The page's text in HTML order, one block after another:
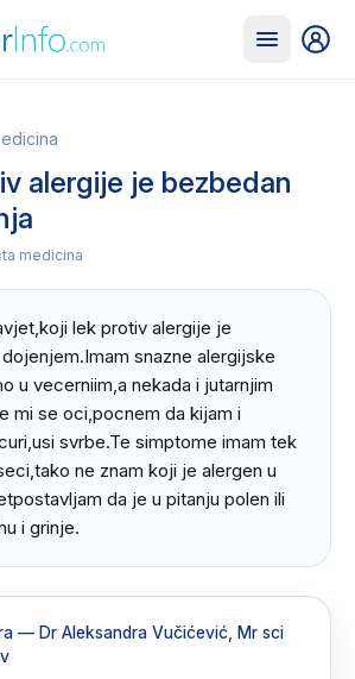
alergije je bezbedan
medicina
lek protiv alergije je
snazne alergijske
u vecerniim,a nekada i jutarnjim
mi se oci,pocnem da kijam i
svrbe.Te simptome imam tek
ne znam koji je alergen u
da je u pitanju polen ili
i grinje.
— Dr Aleksandra Vučićević, Mr sci